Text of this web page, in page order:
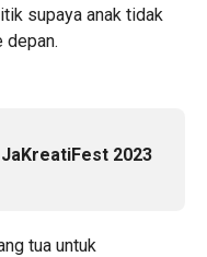
supaya anak tidak
depan.
2023
tua untuk